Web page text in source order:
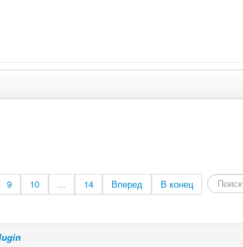
9 10 ... 14 Вперед В конец